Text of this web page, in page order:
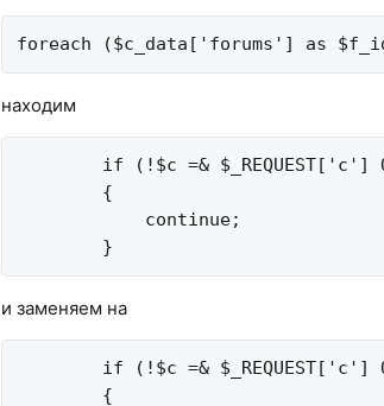
foreach ($c_data['forums'] as
находим
if (!$c =& $_REQUEST['c']
        {
            continue;
        }
и заменяем на
if (!$c =& $_REQUEST['c']
        {